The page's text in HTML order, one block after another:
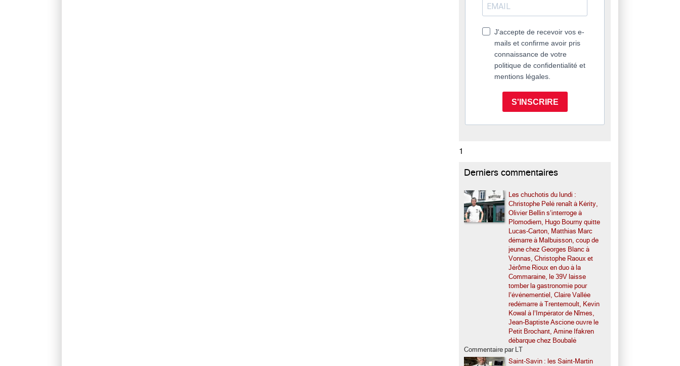
J'accepte de recevoir vos e-
mails et confirme avoir pris
connaissance de votre
politique de confidentialité et
mentions légales.
S'INSCRIRE
1
Derniers commentaires
Les chuchotis du lundi :
Christophe Pelé renaît à Kérity,
Olivier Bellin s’interroge à
Plomodiern, Hugo Bourny quitte
Lucas-Carton, Matthias Marc
démarre à Malbuisson, coup de
jeune chez Georges Blanc à
Vonnas, Christophe Raoux et
Jérôme Rioux en duo à la
Commaraine, le 39V laisse
tomber la gastronomie pour
l’événementiel, Claire Vallée
redémarre à Trentemoult, Kevin
Kowal à l’Impérator de Nîmes,
Jean-Baptiste Ascione ouvre le
Petit Brochant, Amine Ifakren
débarque chez Boubalé
Commentaire par LT
Saint-Savin : les Saint-Martin